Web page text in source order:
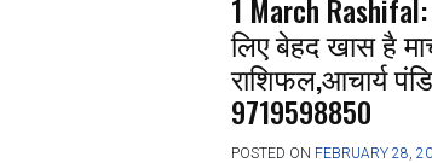
1 March
लिए बेहद खास है
राशिफल,आचार्य
9719598850
POSTED ON FEBRUARY 28,